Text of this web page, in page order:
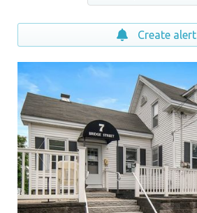
Create alert
CARGANDO...